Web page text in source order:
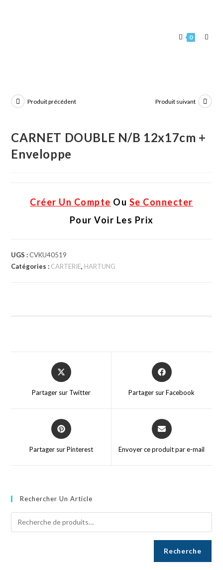
0
Produit précédent Produit suivant
CARNET DOUBLE N/B 12x17cm +
Enveloppe
Créer Un Compte Ou Se Connecter
Pour Voir Les Prix
UGS :CVKU40519
Catégories : CARTERIE, HARTUNG
Partager sur Twitter Partager sur Facebook
Partager sur Pinterest Envoyer ce produit par e-mail
Rechercher Un Article
Recherche